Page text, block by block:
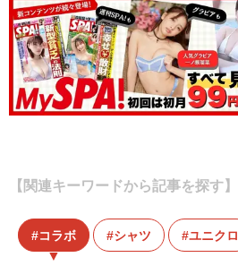
【関連キーワードから記事を探す】
コラボ シャツ ユニクロ